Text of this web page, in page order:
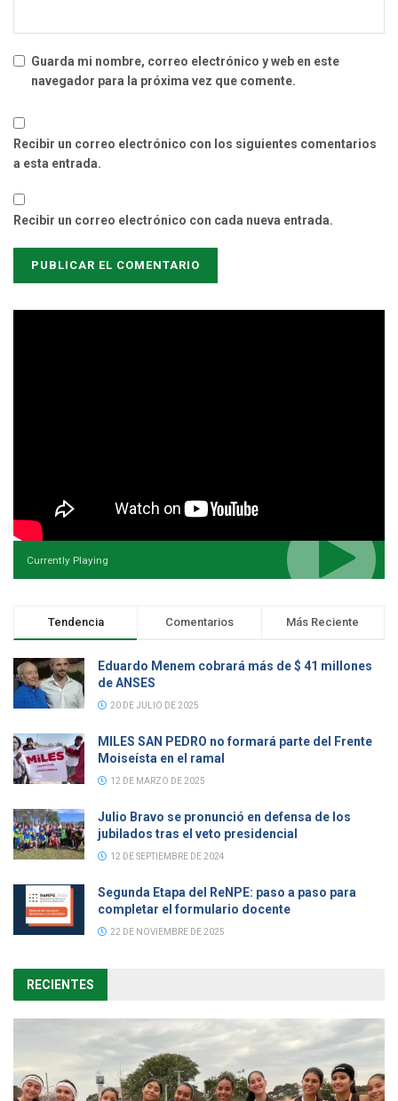
Guarda mi nombre, correo electrónico y web en este
navegador para la próxima vez que comente.
Recibir un correo electrónico con los siguientes comentarios
a esta entrada.
Recibir un correo electrónico con cada nueva entrada.
Currently Playing
Tendencia Comentarios Más Reciente
Eduardo Menem cobrará más de $ 41 millones
de ANSES
20 DE JULIO DE 2025
MILES SAN PEDRO no formará parte del Frente
Moiseísta en el ramal
12 DE MARZO DE 2025
Julio Bravo se pronunció en defensa de los
jubilados tras el veto presidencial
12 DE SEPTIEMBRE DE 2024
Segunda Etapa del ReNPE: paso a paso para
completar el formulario docente
22 DE NOVIEMBRE DE 2025
RECIENTES